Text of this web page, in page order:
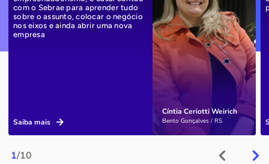
1/10
Cíntia Ceriotti Weirich
Bento Gonçalves / RS
com o Sebrae para aprender tudo
sobre o assunto, colocar o negócio
nos eixos e ainda abrir uma nova
empresa
Saiba mais